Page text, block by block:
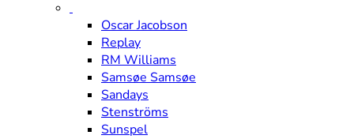
Oscar Jacobson
Replay
RM Williams
Samsøe Samsøe
Sandays
Stenströms
Sunspel